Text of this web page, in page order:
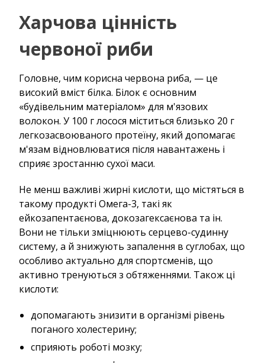
Харчова цінність
червоної риби
Головне, чим корисна червона риба, — це
високий вміст білка. Білок є основним
«будівельним матеріалом» для м'язових
волокон. У 100 г лосося міститься близько 20 г
легкозасвоюваного протеїну, який допомагає
м'язам відновлюватися після навантажень і
сприяє зростанню сухої маси.
Не менш важливі жирні кислоти, що містяться в
такому продукті Омега-3, такі як
ейкозапентаєнова, докозагексаєнова та ін.
Вони не тільки зміцнюють серцево-судинну
систему, а й знижують запалення в суглобах, що
особливо актуально для спортсменів, що
активно тренуються з обтяженнями. Також ці
кислоти:
допомагають знизити в організмі рівень
поганого холестерину;
сприяють роботі мозку;